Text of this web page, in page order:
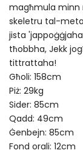
magħmula minn
skeletru tal-
jista
tħobbha, Jekk
tittrattaha!
Għoli: 158cm
Piż: 29kg
Sider: 85cm
Qadd: 49cm
Ġenbejn: 85cm
Fond orali: 12cm